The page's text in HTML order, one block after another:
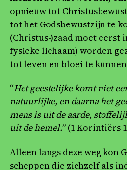
opnieuw tot
tot het Godsbewustzijn te
(Christus-)zaad moet eerst
fysieke lichaam) worden
tot leven en bloei te
“Het geestelijke komt niet
natuurlijke, en daarna het
mens is uit de aarde,
uit de hemel.” (1 Korintiërs
Alleen langs deze weg kon
scheppen die zichzelf als